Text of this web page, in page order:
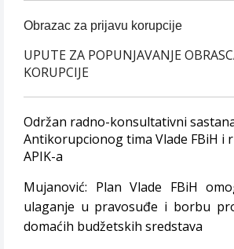
Obrazac za prijavu korupcije
UPUTE ZA POPUNJAVANJE
KORUPCIJE
Održan radno-konsultativni
Antikorupcionog tima Vlade FBiH i
APIK-a
Mujanović: Plan Vlade FBiH
ulaganje u pravosuđe i borbu
domaćih budžetskih sredstava